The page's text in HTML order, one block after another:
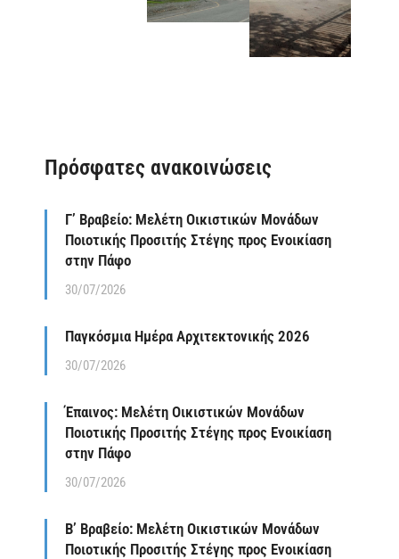
Πρόσφατες ανακοινώσεις
Γ’ Βραβείο: Μελέτη Οικιστικών Μονάδων
Ποιοτικής Προσιτής Στέγης προς Ενοικίαση
στην Πάφο
30/07/2026
Παγκόσμια Ημέρα Αρχιτεκτονικής 2026
30/07/2026
Έπαινος: Μελέτη Οικιστικών Μονάδων
Ποιοτικής Προσιτής Στέγης προς Ενοικίαση
στην Πάφο
30/07/2026
Β’ Βραβείο: Μελέτη Οικιστικών Μονάδων
Ποιοτικής Προσιτής Στέγης προς Ενοικίαση